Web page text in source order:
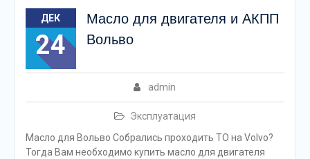
ДЕК
24
Масло для двигателя и АКПП
Вольво
admin
Эксплуатация
Масло для Вольво Собрались проходить ТО на Volvo?
Тогда Вам необходимо купить масло для двигателя